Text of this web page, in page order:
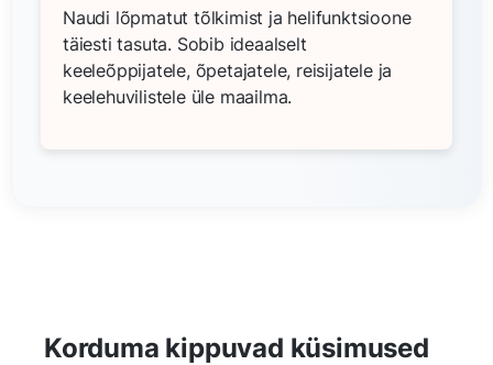
Naudi lõpmatut tõlkimist ja helifunktsioone
täiesti tasuta. Sobib ideaalselt
keeleõppijatele, õpetajatele, reisijatele ja
keelehuvilistele üle maailma.
Korduma kippuvad küsimused